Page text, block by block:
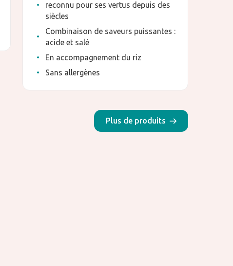
reconnu pour ses vertus depuis des
siècles
Combinaison de saveurs puissantes :
acide et salé
En accompagnement du riz
Sans allergènes
Plus de produits